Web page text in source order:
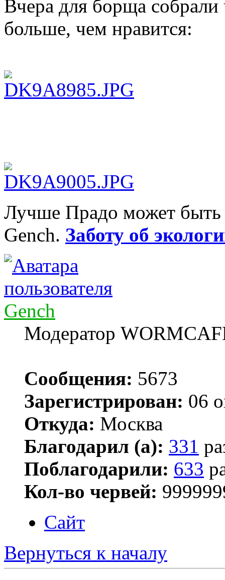
Вчера для борща собрали
больше, чем нравится:
Лучше Прадо может
Gench. Заботу об
Gench
Модератор
Сообщения: 5673
Зарегистрирован: 06
Откуда: Москва
Благодарил (а): 331
Поблагодарили: 633
Кол-во червей:
Сайт
Вернуться к началу